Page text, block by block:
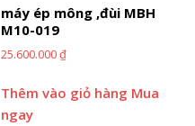
máy ép mông ,đùi MBH
M10-019
25.600.000₫
Thêm vào giỏ hàng Mua
ngay